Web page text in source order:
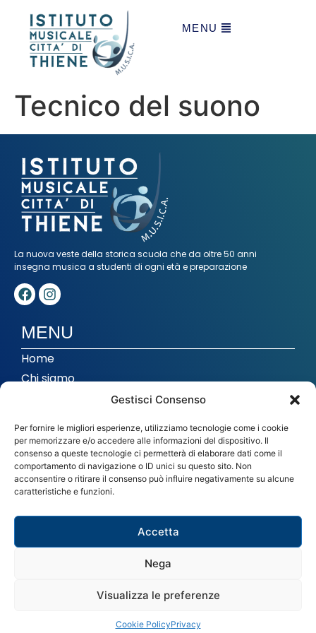
Gestisci Consenso
Per fornire le migliori esperienze, utilizziamo tecnologie come i cookie
per memorizzare e/o accedere alle informazioni del dispositivo. Il
consenso a queste tecnologie ci permetterà di elaborare dati come il
comportamento di navigazione o ID unici su questo sito. Non
acconsentire o ritirare il consenso può influire negativamente su alcune
caratteristiche e funzioni.
Accetta
Nega
Visualizza le preferenze
Cookie PolicyPrivacy
MENU
Tecnico del suono
La nuova veste della storica scuola che da oltre 50 anni
insegna musica a studenti di ogni età e preparazione
MENU
Home
Chi siamo
Studio di registrazione
In evidenza
0445 364102
Via Carlo del Prete 43 - Thiene (VI)